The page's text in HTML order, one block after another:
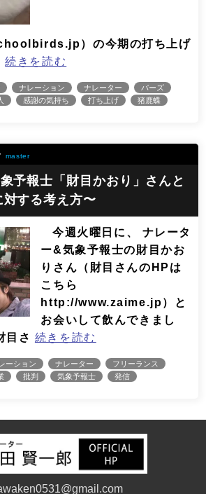
）の今期の打ち上げ
続きを読む
ナレーション ナレーター
バーズ
感謝の気持ち 打ち上げ
猪鹿蝶
master
予報士「財目かおり」さんと
する考え方〜
今週火曜日に、 ナレータ
ー&気象予報士の財目かお
りさん（財目さんのHPは
こちら
http://www.zaime.jp）と
お会いして飲んできまし
さ 続きを読む
ーション ナレーター
フリーランス
批判 気象予報士
発信